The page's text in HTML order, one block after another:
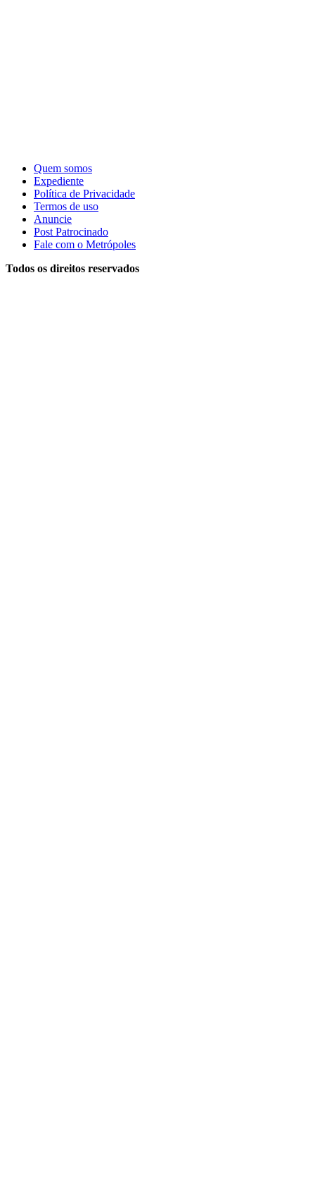
Quem somos
Expediente
Política de Privacidade
Termos de uso
Anuncie
Post Patrocinado
Fale com o Metrópoles
Todos os direitos reservados